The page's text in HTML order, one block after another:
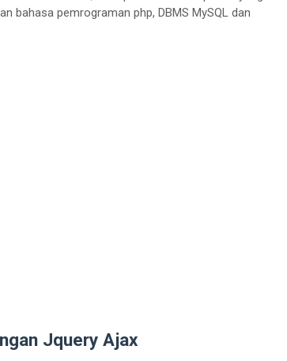
bahasa pemrograman php, DBMS MySQL dan
Jquery Ajax